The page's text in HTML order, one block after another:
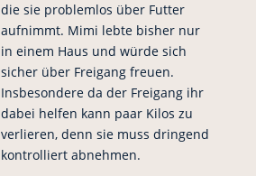
die sie problemlos über Futter
aufnimmt. Mimi lebte bisher nur
in einem Haus und würde sich
sicher über Freigang freuen.
Insbesondere da der Freigang ihr
dabei helfen kann paar Kilos zu
verlieren, denn sie muss dringend
kontrolliert abnehmen.